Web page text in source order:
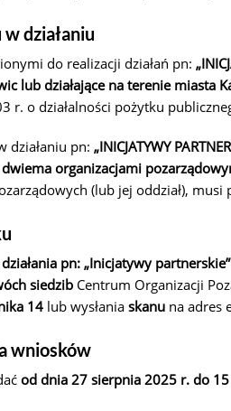
działaniu
do realizacji działań pn:
lub działające na terenie miasta
r. o działalności pożytku
działaniu pn: „INICJATYWY
organizacjami
(lub jej oddział), musi
pn: „Inicjatywy partnerskie”
siedzib Centrum Organizacji
14 lub wysłania skanu na adres
wniosków
od dnia 27 sierpnia 2025 r. do